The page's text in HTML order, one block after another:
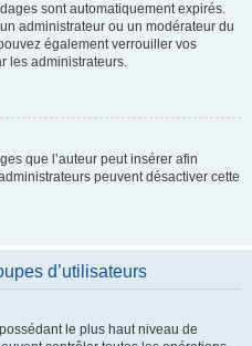
sont automatiquement expirés.
administrateur ou un modérateur du
également verrouiller vos
les administrateurs.
que l’auteur peut insérer afin
peuvent désactiver cette
d’utilisateurs
le plus haut niveau de